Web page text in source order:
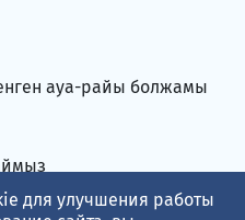
ауа-райы болжамы
для улучшения работы